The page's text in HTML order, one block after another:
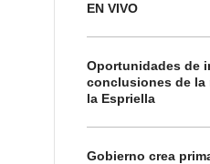
EN VIVO
Oportunidades de
conclusiones de la
la Espriella
Gobierno crea